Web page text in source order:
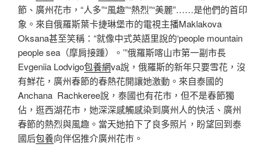
節、廣州花市，“人多”“風趣”“熱烈”“美麗”……是他們的首印
象。來自俄羅斯葉卡捷琳堡市的電視主播Maklakova
Oksana甚至笑稱：“就像中式英語里說的‘people mountain
people sea（摩肩接踵）。’”俄羅斯喀山市第一副市長
Evgeniia Lodvigo包養網va說，俄羅斯的新年只要雪花，沒
有鮮花，廣州春節的春熱花開讓她激動。來自泰國的
Anchana Rachkeree說，泰國也有花市，但不是春節獨
佔，逛西湖花市，她深深感觸感染到廣州人的快活、廣州
春節的熱烈與風趣。當天她拍下了良多照片，盼望回到泰
國后包養向伴侶推介廣州花市。